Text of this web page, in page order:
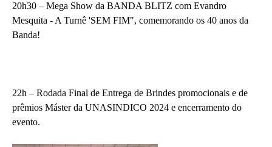
20h30 – Mega Show da BANDA BLITZ com Evandro
Mesquita - A Turnê 'SEM FIM", comemorando os 40 anos da
Banda!
22h – Rodada Final de Entrega de Brindes promocionais e de
prêmios Máster da UNASINDICO 2024 e encerramento do
evento.